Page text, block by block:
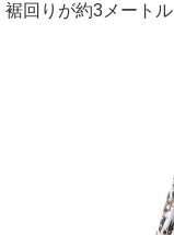
裾回りが約3メートル